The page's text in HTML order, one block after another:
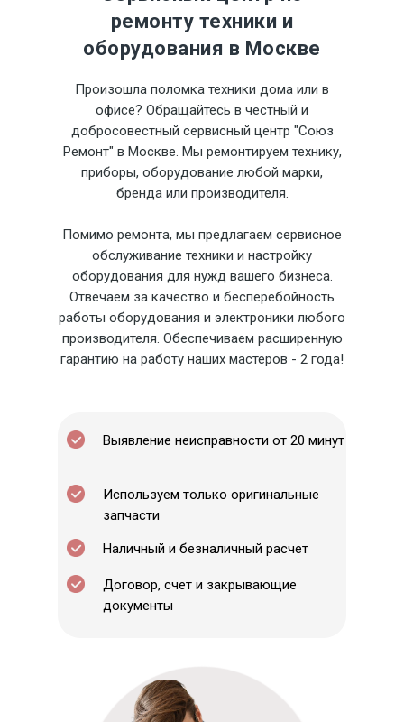
ремонту техники и
оборудования в Москве
Произошла поломка техники дома или в
офисе? Обращайтесь в честный и
добросовестный сервисный центр "Союз
Ремонт" в Москве. Мы ремонтируем технику,
приборы, оборудование любой марки,
бренда или производителя.
Помимо ремонта, мы предлагаем сервисное
обслуживание техники и настройку
оборудования для нужд вашего бизнеса.
Отвечаем за качество и бесперебойность
работы оборудования и электроники любого
производителя. Обеспечиваем расширенную
гарантию на работу наших мастеров - 2 года!
Выявление неисправности от 20 минут
Используем только оригинальные
запчасти
Наличный и безналичный расчет
Договор, счет и закрывающие
документы